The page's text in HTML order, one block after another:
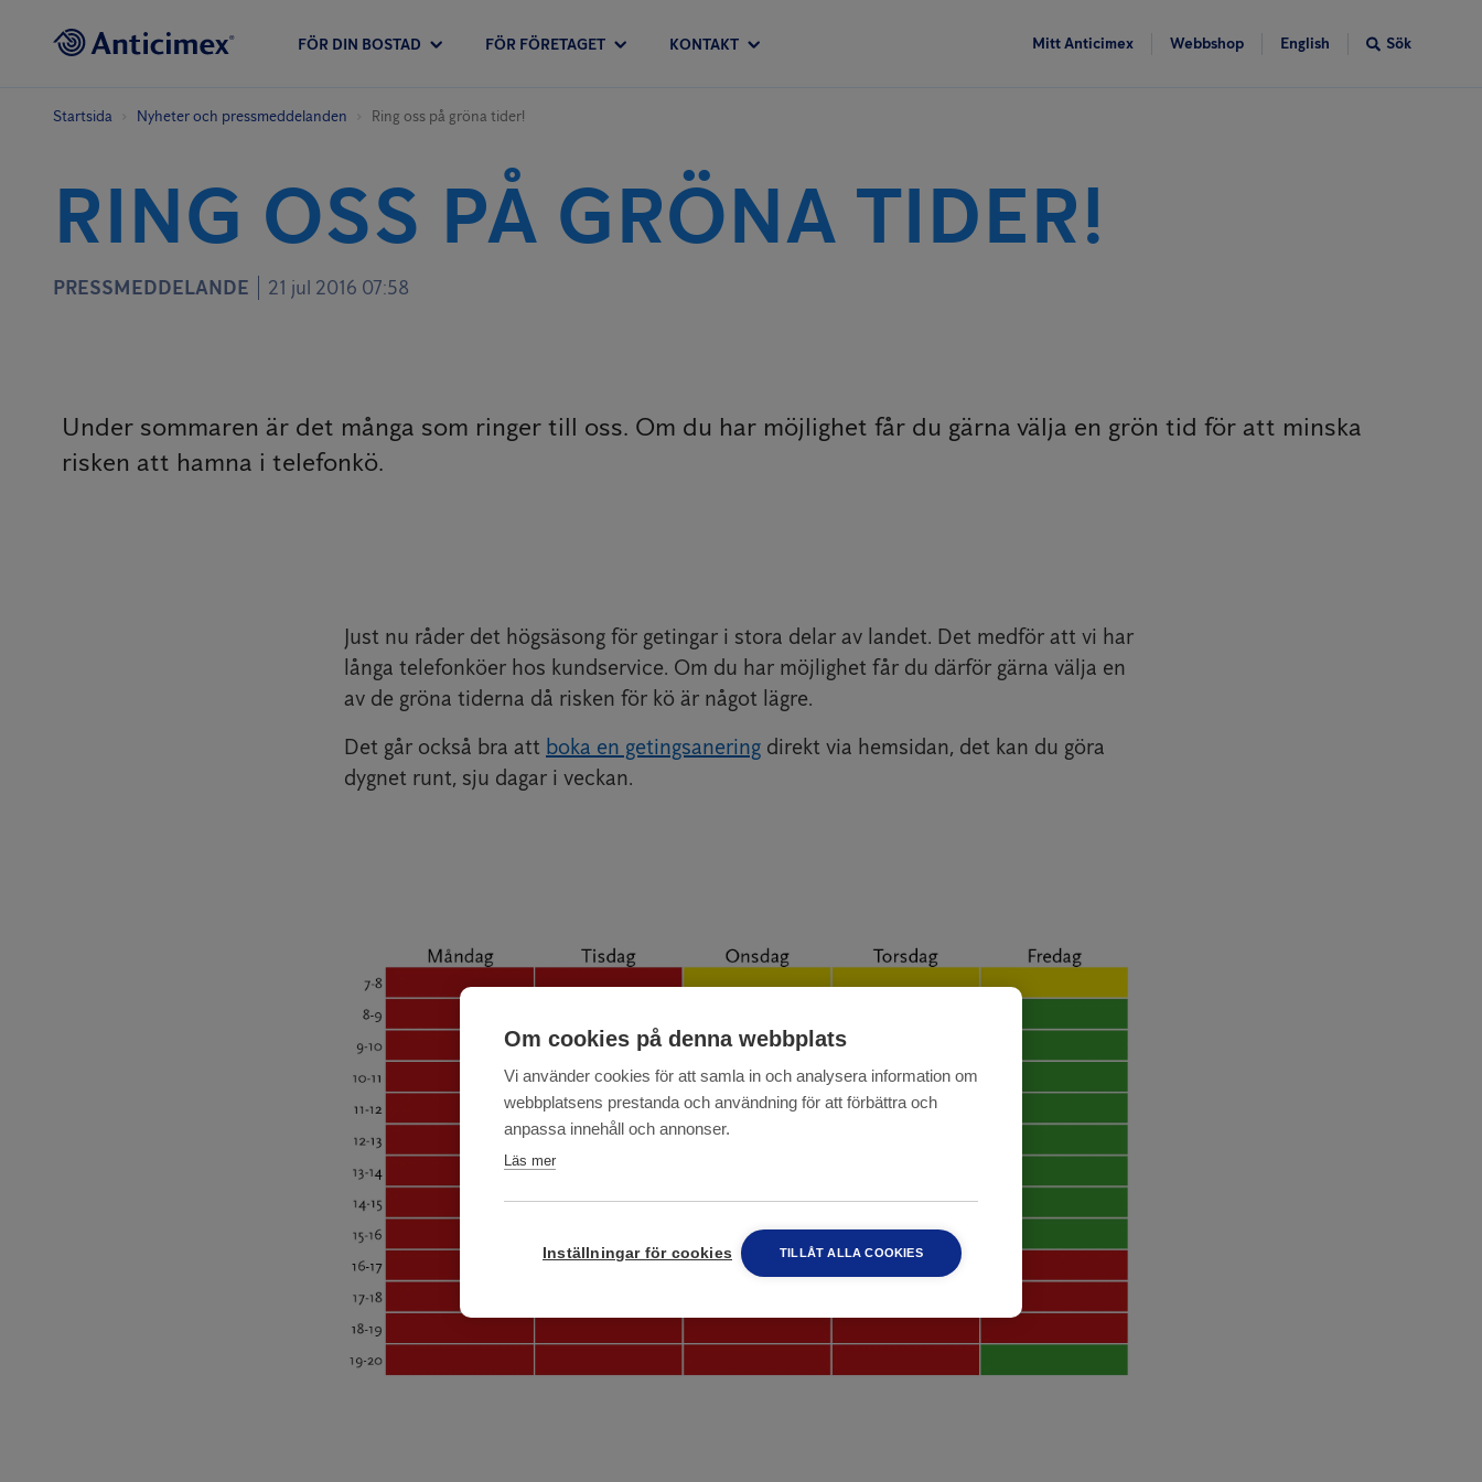
FÖR DIN BOSTAD FÖR FÖRETAGET KONTAKT Mitt Anticimex Webbshop English Sök
Startsida Nyheter och pressmeddelanden Ring oss på gröna tider!
RING OSS PÅ GRÖNA TIDER!
PRESSMEDDELANDE 21 jul 2016 07:58
Under sommaren är det många som ringer till oss. Om du har möjlighet får du gärna välja en grön tid för att minska
risken att hamna i telefonkö.
Just nu råder det högsäsong för getingar i stora delar av landet. Det medför att vi har
långa telefonköer hos kundservice. Om du har möjlighet får du därför gärna välja en
av de gröna tiderna då risken för kö är något lägre.
Det går också bra att boka en getingsanering direkt via hemsidan, det kan du göra
dygnet runt, sju dagar i veckan.
Om cookies på denna webbplats
Vi använder cookies för att samla in och analysera information om
webbplatsens prestanda och användning för att förbättra och
anpassa innehåll och annonser.
Läs mer
Inställningar för cookies TILLÅT ALLA COOKIES